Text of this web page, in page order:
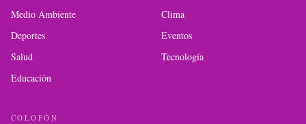
Medio Ambiente
Clima
Deportes
Eventos
Salud
Tecnología
Educación
COLOFÓN